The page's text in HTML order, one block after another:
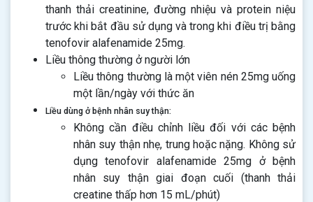
thanh thải creatinine, đường nhiệu và protein niệu
trước khi bắt đầu sử dụng và trong khi điều trị bằng
tenofovir alafenamide 25mg.
Liều thông thường ở người lớn
Liều thông thường là một viên nén 25mg uống
một lần/ngày với thức ăn
Liều dùng ở bệnh nhân suy thận:
Không cần điều chỉnh liều đối với các bệnh
nhân suy thận nhẹ, trung hoặc nặng. Không sử
dụng tenofovir alafenamide 25mg ở bệnh
nhân suy thận giai đoạn cuối (thanh thải
creatine thấp hơn 15 mL/phút)